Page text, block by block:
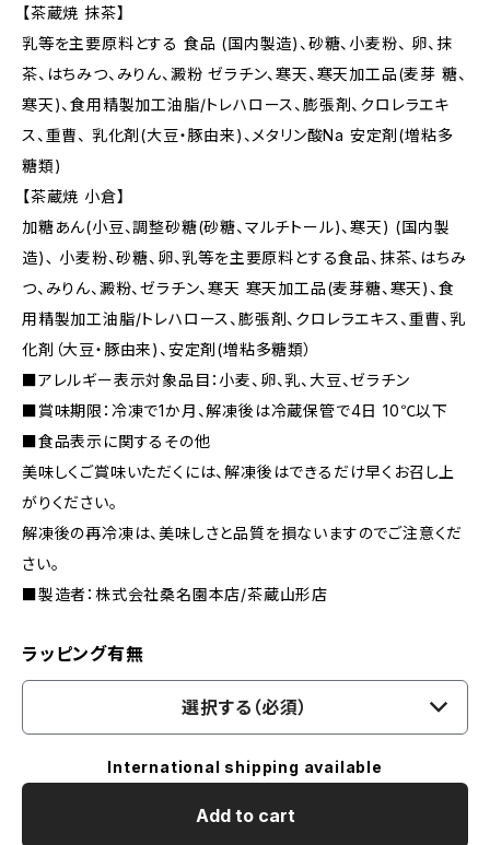
【茶蔵焼 抹茶】
乳等を主要原料とする 食品 (国内製造)、砂糖、小麦粉、 卵、抹
茶、はちみつ、みりん、澱粉 ゼラチン、寒天、寒天加工品(麦芽 糖、
寒天)、食用精製加工油脂/トレハロース、膨張剤、クロレラエキ
ス、重曹、 乳化剤(大豆・豚由来)、メタリン酸Na 安定剤(増粘多
糖類)
【茶蔵焼 小倉】
加糖あん(小豆、調整砂糖(砂糖、マルチトール)、寒天) (国内製
造)､ 小麦粉、砂糖、卵、乳等を主要原料とする食品、抹茶、はちみ
つ、みりん、澱粉、ゼラチン、寒天 寒天加工品(麦芽糖、寒天)、食
用精製加工油脂/トレハロース、膨張剤、クロレラエキス、重曹、乳
化剤（大豆・豚由来)、安定剤(増粘多糖類）
■アレルギー表示対象品目：小麦、卵、乳、大豆、ゼラチン
■賞味期限：冷凍で1か月、解凍後は冷蔵保管で4日 10℃以下
■食品表示に関するその他
美味しくご賞味いただくには、解凍後はできるだけ早くお召し上
がりください。
解凍後の再冷凍は、美味しさと品質を損ないますのでご注意くだ
さい。
■製造者：株式会社桑名園本店/茶蔵山形店
ラッピング有無
選択する（必須）
International shipping available
Add to cart